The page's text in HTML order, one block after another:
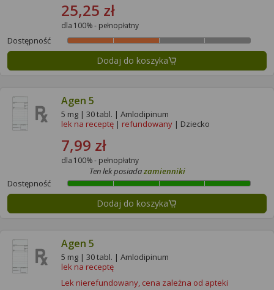
25,25 zł
dla 100% - pełnopłatny
Dostępność
Dodaj do koszyka
Agen 5
5 mg | 30 tabl. | Amlodipinum
lek na receptę | refundowany | Dziecko
7,99 zł
dla 100% - pełnopłatny
Dostępność
Ten lek posiadazamienniki
Dodaj do koszyka
Agen 5
5 mg | 30 tabl. | Amlodipinum
lek na receptę
Lek nierefundowany, cena zależna od apteki